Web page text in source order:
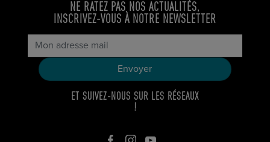
NE RATEZ PAS NOS ACTUALITÉS,
INSCRIVEZ-VOUS À NOTRE NEWSLETTER
ET SUIVEZ-NOUS SUR LES RÉSEAUX
!